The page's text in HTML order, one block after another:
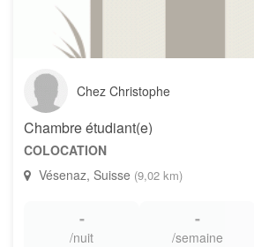
Chez Christophe
Chambre étudiant(e)
COLOCATION
Vésenaz, Suisse (9,02 km)
-
/nuit
-
/semaine